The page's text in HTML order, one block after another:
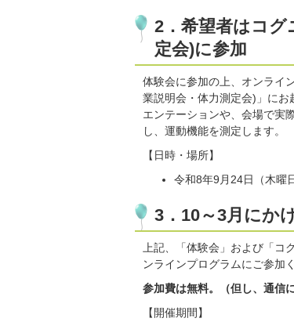
2．希望者はコグ
定会)に参加
体験会に参加の上、オンライ
業説明会・体力測定会)」にお
エンテーションや、会場で実
し、運動機能を測定します。
【日時・場所】
令和8年9月24日（木曜
3．10～3月にか
上記、「体験会」および「
ンラインプログラムにご参加
参加費は無料。（但し、通信
【開催期間】